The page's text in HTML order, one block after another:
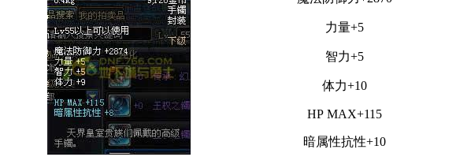
力量+5
智力+5
体力+10
HP MAX+115
暗属性抗性+10